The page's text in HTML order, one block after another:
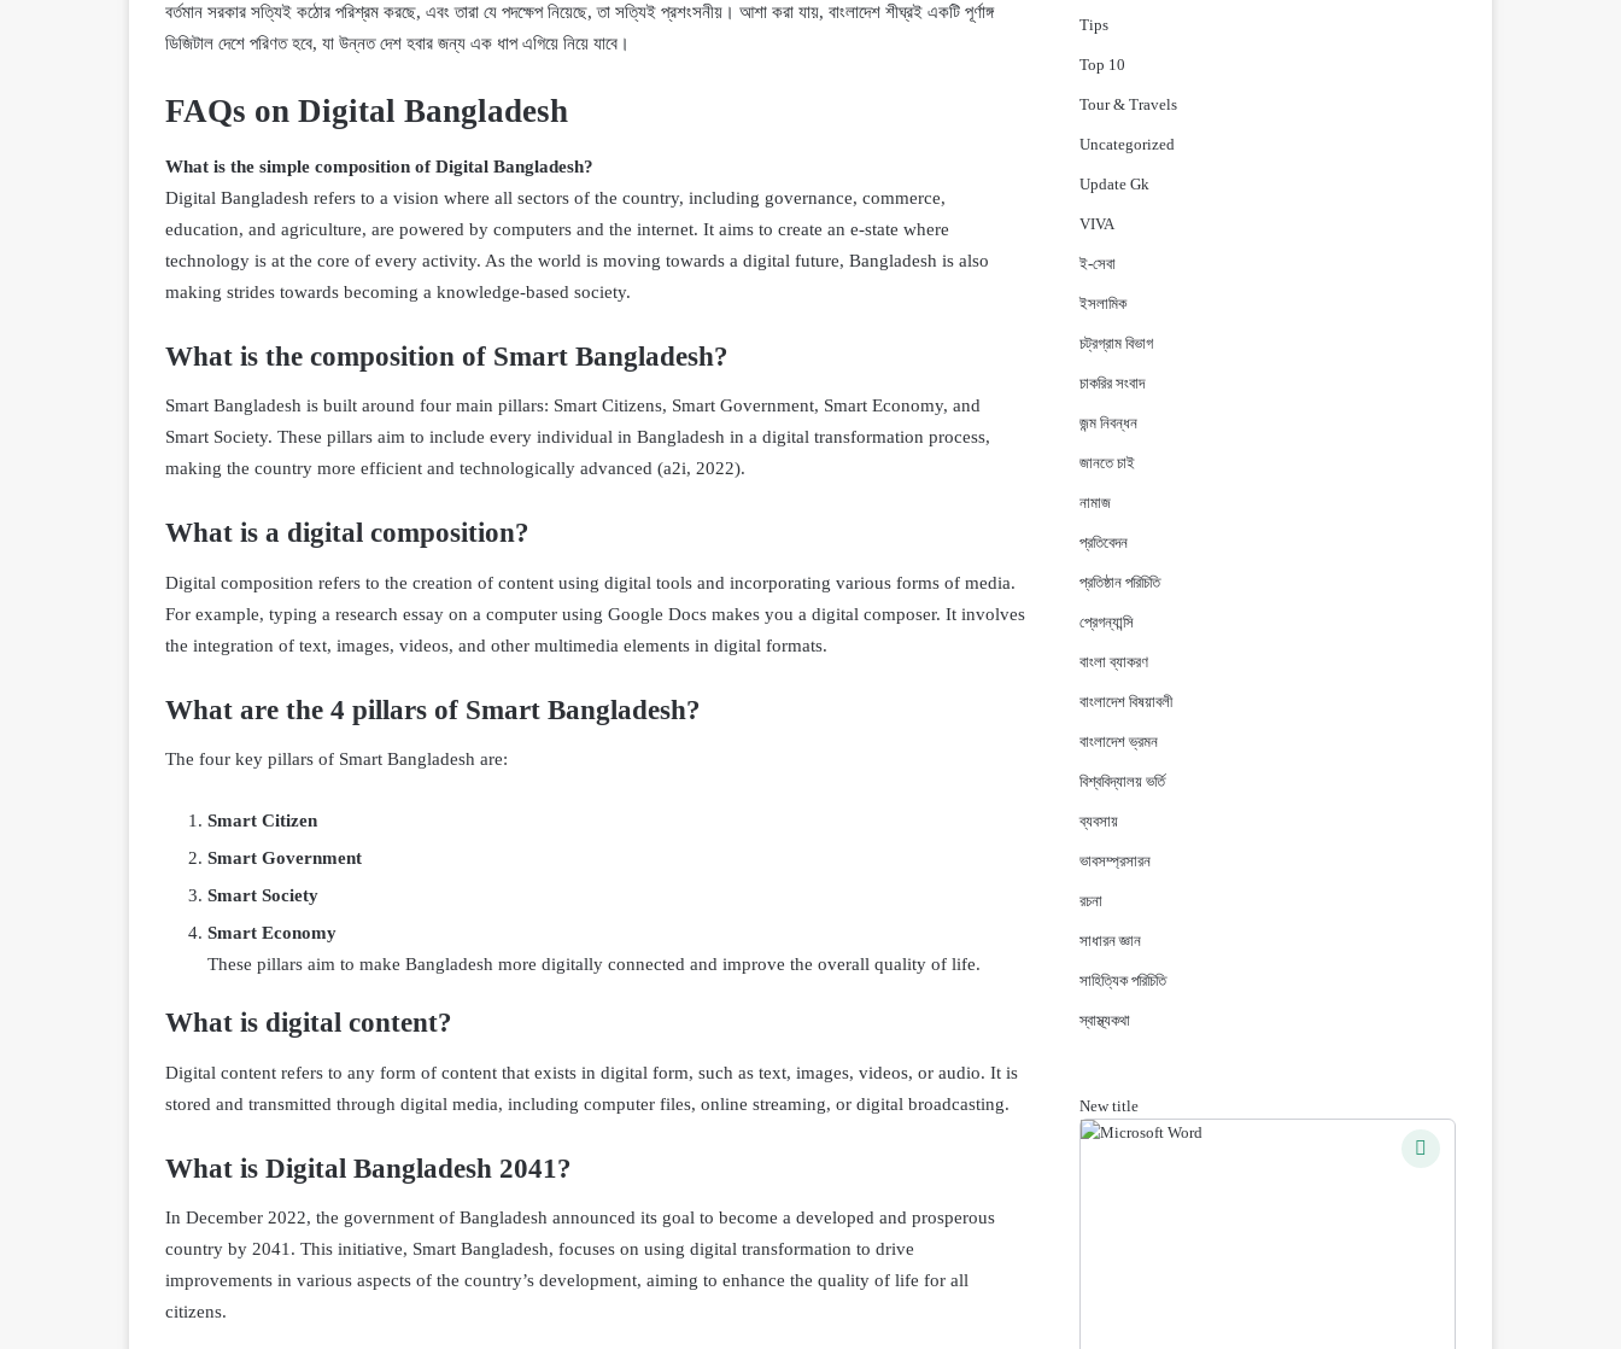
বর্তমান সরকার সত্যিই কঠোর পরিশ্রম করছে, এবং তারা যে পদক্ষেপ নিয়েছে, তা সত্যিই প্রশংসনীয়। আশা করা যায়, বাংলাদেশ শীঘ্রই একটি পূর্ণাঙ্গ
ডিজিটাল দেশে পরিণত হবে, যা উন্নত দেশ হবার জন্য এক ধাপ এগিয়ে নিয়ে যাবে।
FAQs on Digital Bangladesh
What is the simple composition of Digital Bangladesh?
Digital Bangladesh refers to a vision where all sectors of the country, including governance, commerce,
education, and agriculture, are powered by computers and the internet. It aims to create an e-state where
technology is at the core of every activity. As the world is moving towards a digital future, Bangladesh is also
making strides towards becoming a knowledge-based society.
What is the composition of Smart Bangladesh?
Smart Bangladesh is built around four main pillars: Smart Citizens, Smart Government, Smart Economy, and
Smart Society. These pillars aim to include every individual in Bangladesh in a digital transformation process,
making the country more efficient and technologically advanced (a2i, 2022).
What is a digital composition?
Digital composition refers to the creation of content using digital tools and incorporating various forms of media.
For example, typing a research essay on a computer using Google Docs makes you a digital composer. It involves
the integration of text, images, videos, and other multimedia elements in digital formats.
What are the 4 pillars of Smart Bangladesh?
The four key pillars of Smart Bangladesh are:
Smart Citizen
Smart Government
Smart Society
Smart Economy
These pillars aim to make Bangladesh more digitally connected and improve the overall quality of life.
What is digital content?
Digital content refers to any form of content that exists in digital form, such as text, images, videos, or audio. It is
stored and transmitted through digital media, including computer files, online streaming, or digital broadcasting.
What is Digital Bangladesh 2041?
In December 2022, the government of Bangladesh announced its goal to become a developed and prosperous
country by 2041. This initiative, Smart Bangladesh, focuses on using digital transformation to drive
improvements in various aspects of the country’s development, aiming to enhance the quality of life for all
citizens.
Tips
Top 10
Tour & Travels
Uncategorized
Update Gk
VIVA
ই-সেবা
ইসলামিক
চট্রগ্রাম বিভাগ
চাকরির সংবাদ
জন্ম নিবন্ধন
জানতে চাই
নামাজ
প্রতিবেদন
প্রতিষ্ঠান পরিচিতি
প্রেগন্যান্সি
বাংলা ব্যাকরণ
বাংলাদেশ বিষয়াবলী
বাংলাদেশ ভ্রমন
বিশ্ববিদ্যালয় ভর্তি
ব্যবসায়
ভাবসম্প্রসারন
রচনা
সাধারন জ্ঞান
সাহিত্যিক পরিচিতি
স্বাস্থ্যকথা
New title